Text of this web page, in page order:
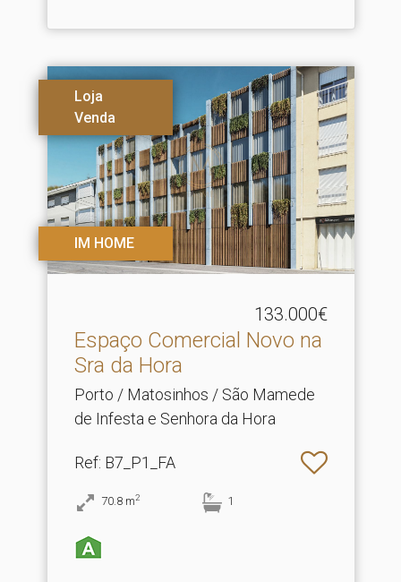
Loja
Venda
IM HOME
133.000€
Espaço Comercial Novo na
Sra da Hora
Porto / Matosinhos / São Mamede
de Infesta e Senhora da Hora
Ref: B7_P1_FA
70.8 m2 1